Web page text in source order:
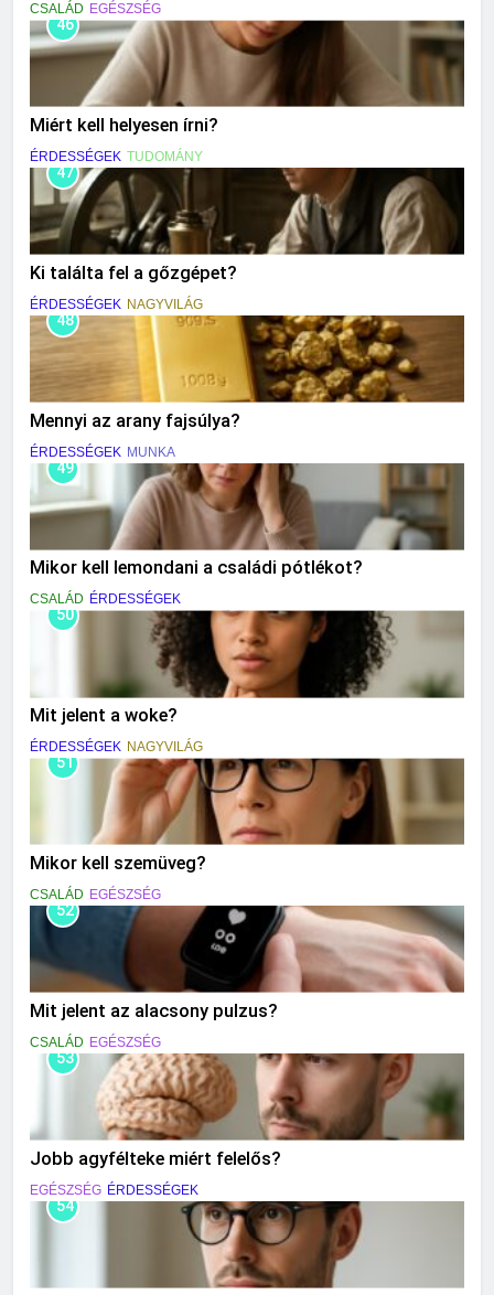
CSALÁD EGÉSZSÉG
46
Miért kell helyesen írni?
ÉRDESSÉGEK TUDOMÁNY
47
Ki találta fel a gőzgépet?
ÉRDESSÉGEK NAGYVILÁG
48
Mennyi az arany fajsúlya?
ÉRDESSÉGEK MUNKA
49
Mikor kell lemondani a családi pótlékot?
CSALÁD ÉRDESSÉGEK
50
Mit jelent a woke?
ÉRDESSÉGEK NAGYVILÁG
51
Mikor kell szemüveg?
CSALÁD EGÉSZSÉG
52
Mit jelent az alacsony pulzus?
CSALÁD EGÉSZSÉG
53
Jobb agyfélteke miért felelős?
EGÉSZSÉG ÉRDESSÉGEK
54